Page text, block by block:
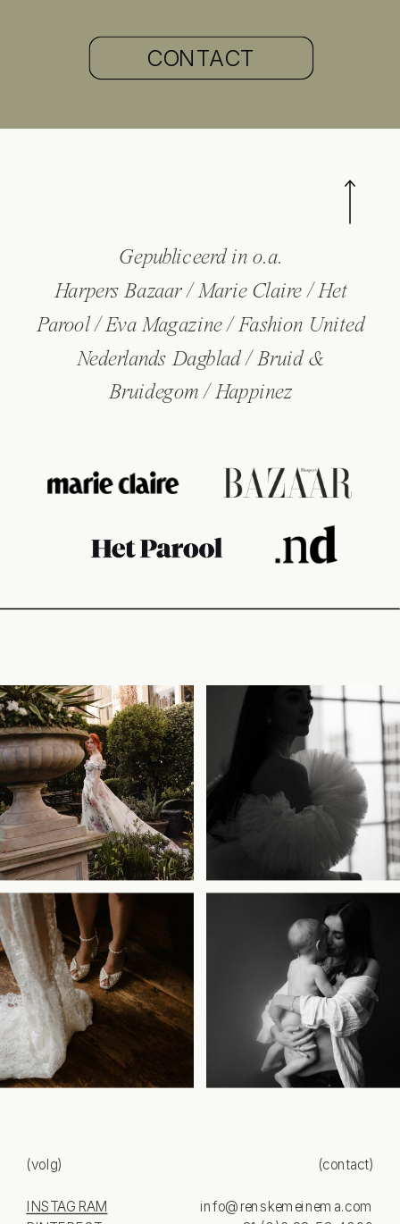
CONTACT
Gepubliceerd in o.a.
Harpers Bazaar / Marie Claire / Het
Parool / Eva Magazine / Fashion United
Nederlands Dagblad / Bruid &
Bruidegom / Happinez
(contact)
info@renskemeinema.com
(volg)
INSTAGRAM